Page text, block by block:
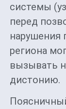
системы
перед
нарушения
региона
вызывать
дистонию.